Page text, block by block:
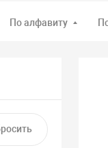
По алфавиту